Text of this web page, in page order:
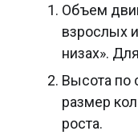
Объем
взрослых
низах».
Высота по
размер
роста.